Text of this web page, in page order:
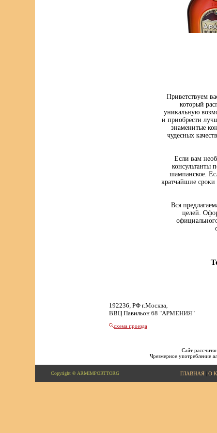
Приветствуем
который
уникальную
и приобрести
знаменитые
чудесных
Если вам
консультанты
шампанское.
кратчайшие
Вся
целей.
192236, РФ г.Москва,
ВВЦ Павильон 68 "АРМЕНИЯ"
схема проезда
Сайт
Чрезмерное употребление
Copyright © ARMIMPORTTORG ГЛАВНАЯ| О